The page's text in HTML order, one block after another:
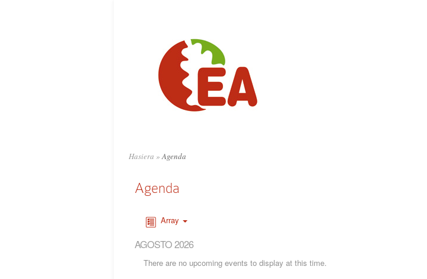
Hasiera »Agenda
Agenda
Array
AGOSTO 2026
There are no upcoming events to display at this time.